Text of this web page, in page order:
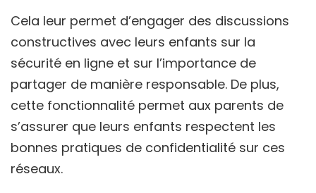
Cela leur permet d’engager des discussions
constructives avec leurs enfants sur la
sécurité en ligne et sur l’importance de
partager de manière responsable. De plus,
cette fonctionnalité permet aux parents de
s’assurer que leurs enfants respectent les
bonnes pratiques de confidentialité sur ces
réseaux.